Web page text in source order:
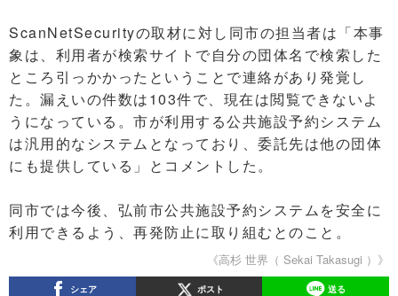
ScanNetSecurityの取材に対し同市の担当者は「本事
象は、利用者が検索サイトで自分の団体名で検索した
ところ引っかかったということで連絡があり発覚し
た。漏えいの件数は103件で、現在は閲覧できないよ
うになっている。市が利用する公共施設予約システム
は汎用的なシステムとなっており、委託先は他の団体
にも提供している」とコメントした。
同市では今後、弘前市公共施設予約システムを安全に
利用できるよう、再発防止に取り組むとのこと。
《高杉 世界（ Sekai Takasugi ）》
シェア ポスト 送る